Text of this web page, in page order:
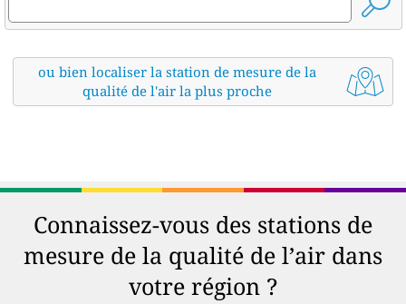
ou bien localiser la station de mesure de la
qualité de l'air la plus proche
Connaissez-vous des stations de
mesure de la qualité de l’air dans
votre région ?